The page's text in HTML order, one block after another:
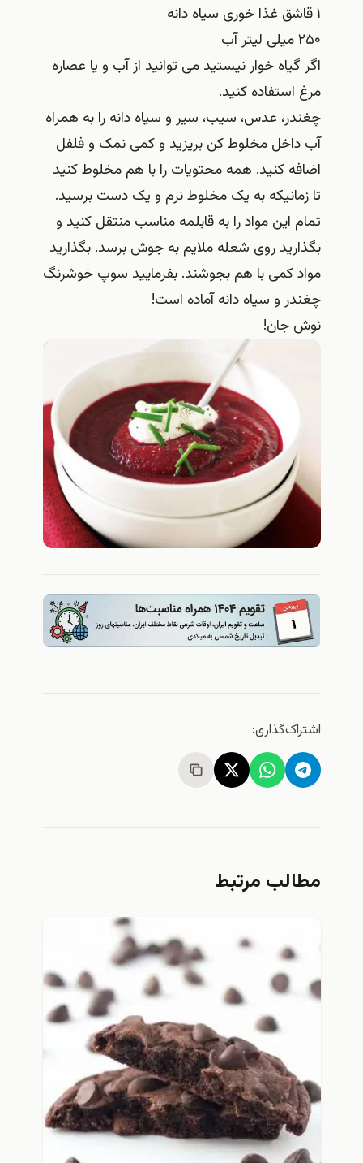
۱ قاشق غذا خوری سیاه دانه
۲۵۰ میلی لیتر آب
اگر گیاه خوار نیستید می توانید از آب و یا عصاره
مرغ استفاده کنید.
چغندر، عدس، سیب، سیر و سیاه دانه را به همراه
آب داخل مخلوط کن بریزید و کمی نمک و فلفل
اضافه کنید. همه محتویات را با هم مخلوط کنید
تا زمانیکه به یک مخلوط نرم و یک دست برسید.
تمام این مواد را به قابلمه مناسب منتقل کنید و
بگذارید روی شعله ملایم به جوش برسد. بگذارید
مواد کمی با هم بجوشند. بفرمایید سوپ خوشرنگ
چغندر و سیاه دانه آماده است!
نوش جان!
اشتراک‌گذاری:
مطالب مرتبط